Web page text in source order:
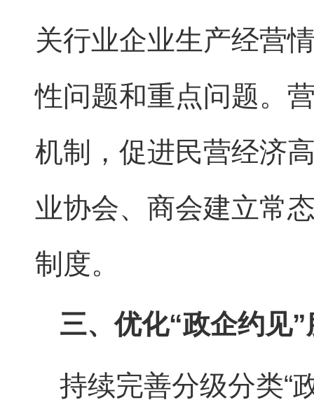
关行业企业生产经营
性问题和重点问题。
机制，促进民营经济
业协会、商会建立常
制度。
三、优化“政企约见”
持续完善分级分类“